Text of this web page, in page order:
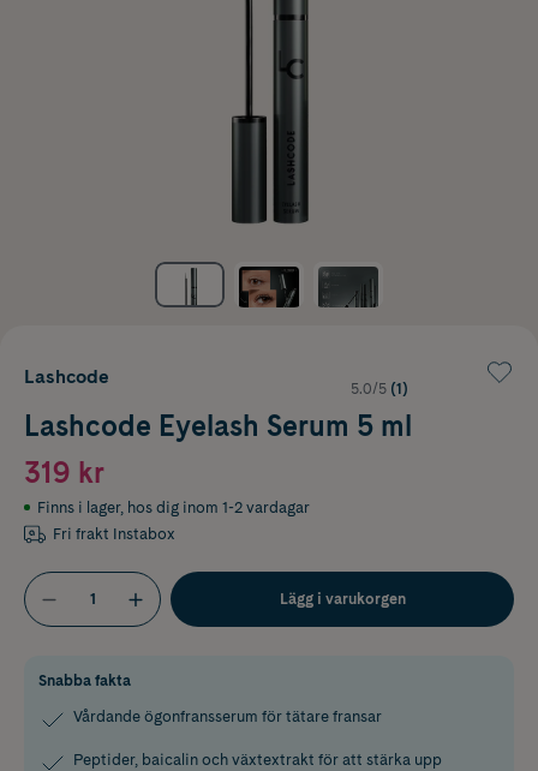
Lashcode
5.0/5 (1)
Lashcode Eyelash Serum 5 ml
319 kr
Finns i lager, hos dig inom 1-2 vardagar
Fri frakt Instabox
Lägg i varukorgen
Snabba fakta
Vårdande ögonfransserum för tätare fransar
Peptider, baicalin och växtextrakt för att stärka upp